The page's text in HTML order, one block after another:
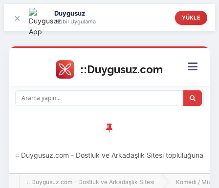
× Duygusuz
Mobil Uygulama
YÜKLE
:: Duygusuz.com - Dostluk ve Arkadaşlık Sitesi topluluğuna
hoş geldin ziyaretçi! Aramıza katılmak istersen kayıt
:: Duygusuz.com - Dostluk ve Arkadaşlık Sitesi Komedi /